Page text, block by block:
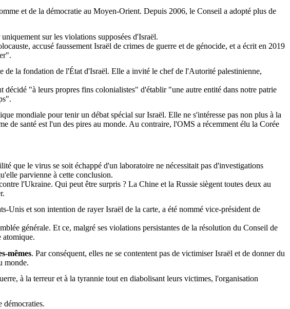
et de la démocratie au Moyen-Orient. Depuis 2006, le Conseil a adopté plus de
sur les violations supposées d'Israël.
accusé faussement Israël de crimes de guerre et de génocide, et a écrit en 2019
de la fondation de l'État d'Israël. Elle a invité le chef de l'Autorité palestinienne,
"à leurs propres fins colonialistes" d'établir "une autre entité dans notre patrie
mondiale pour tenir un débat spécial sur Israël. Elle ne s'intéresse pas non plus à la
de santé est l'un des pires au monde. Au contraire, l'OMS a récemment élu la Corée
que le virus se soit échappé d'un laboratoire ne nécessitait pas d'investigations
parvienne à cette conclusion.
l'Ukraine. Qui peut être surpris ? La Chine et la Russie siègent toutes deux au
Unis et son intention de rayer Israël de la carte, a été nommé vice-président de
générale. Et ce, malgré ses violations persistantes de la résolution du Conseil de
atomique.
mêmes. Par conséquent, elles ne se contentent pas de victimiserIsraël et de donner du
monde.
à la terreur et à la tyrannie tout en diabolisant leurs victimes, l'organisation
démocraties.